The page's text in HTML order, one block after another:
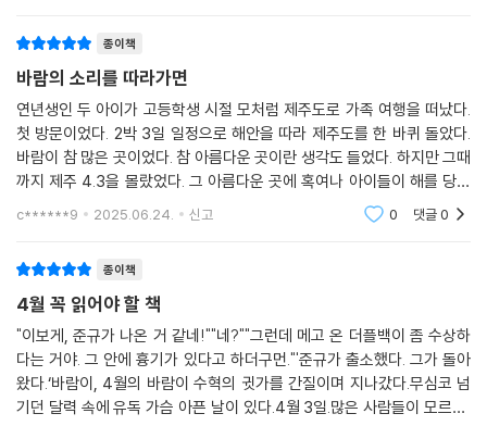
으며 동시에 몰입감을 높여준다. 그들의 우정과 사랑 이야기를 따라가다
보면 정신없이 책장이 넘어가는 것을 느낄 수 있다. 이렇게 가슴 아픈 사랑
이야기는 역설적으로 당시 행해졌던 민간인 학살이 얼마나 끔찍했는지, 개
개인에게 얼마나 큰 고통을 안겨줬는지를 생생하게 보여준다. 아울러 평화
로웠던 섬 사람들을 서로 싸우게 만들었던 이념이란 무엇인지, 그 이념을
넘어 우리가 지향해야 할 것은 무엇인지에 대한 질문도 던진다.
비극은 피한다고 해결되는 게 아니다. 불편하더라도 더 자세히 들여다보
수 있는 지혜를 구할 수 있다. 그리고 소설은 말한다. 결국 사랑은, 참혹한
현실 속에서도 우리가 최소한의 인간다움을 지킬 수 있는 보호막이 되어
준다는 걸. 우리는 사랑하기에 희망을 얘기할 수 있다.
“우리가 살아서 다시 만날 줄이야”
종이책
바람의 소리를 따라가면
연년생인 두 아이가 고등학생 시절 모처럼 제주도로 가족 여행을 떠났다.
첫 방문이었다. 2박 3일 일정으로 해안을 따라 제주도를 한 바퀴 돌았다.
바람이 참 많은 곳이었다. 참 아름다운 곳이란 생각도 들었다. 하지만 그때
까지 제주 4.3을 몰랐었다. 그 아름다운 곳에 혹여나 아이들이 해를 당할
까 봐 제주 4.3을 쉬쉬하는 부모들이 살고 있다는 걸 그때는 몰랐었다. 김
c******9 2025.06.24. 신고 0 댓글0
종이책
4월 꼭 읽어야 할 책
"이보게, 준규가 나온 거 같네!""네?""그런데 메고 온 더플백이 좀 수상하
다는 거야. 그 안에 흉기가 있다고 하더구먼."'준규가 출소했다. 그가 돌아
왔다.‘바람이, 4월의 바람이 수혁의 귓가를 간질이며 지나갔다.무심코 넘
기던 달력 속에 유독 가슴 아픈 날이 있다.4월 3일.많은 사람들이 모르는,